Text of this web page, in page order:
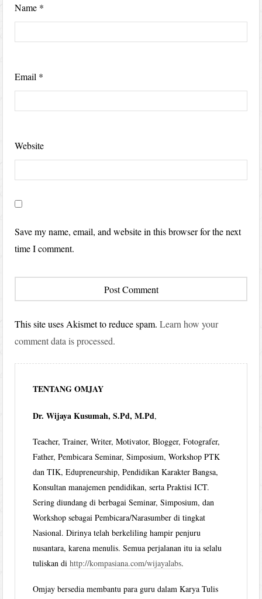
Name *
Email *
Website
Save my name, email, and website in this browser for the next
time I comment.
This site uses Akismet to reduce spam.Learn how your
comment data is processed.
TENTANG OMJAY
Dr. Wijaya Kusumah, S.Pd, M.Pd,
Teacher, Trainer, Writer, Motivator, Blogger, Fotografer,
Father, Pembicara Seminar, Simposium, Workshop PTK
dan TIK, Edupreneurship, Pendidikan Karakter Bangsa,
Konsultan manajemen pendidikan, serta Praktisi ICT.
Sering diundang di berbagai Seminar, Simposium, dan
Workshop sebagai Pembicara/Narasumber di tingkat
Nasional. Dirinya telah berkeliling hampir penjuru
nusantara, karena menulis. Semua perjalanan itu ia selalu
tuliskan dihttp://kompasiana.com/wijayalabs.
Omjay bersedia membantu para guru dalam Karya Tulis